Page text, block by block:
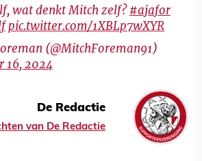
wat denkt Mitch zelf?#ajafor
pic.twitter.com/1XBLp7wXYR
(@MitchForeman91)
16, 2024
De Redactie
van De Redactie